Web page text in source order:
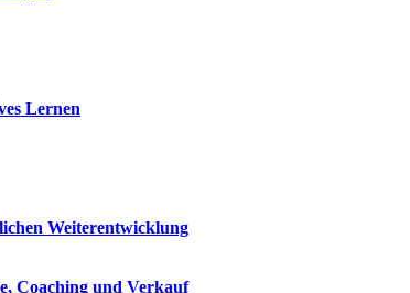
Lernen
Weiterentwicklung
Coaching und Verkauf